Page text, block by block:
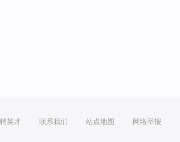
英才 联系我们 站点地图 网络举报